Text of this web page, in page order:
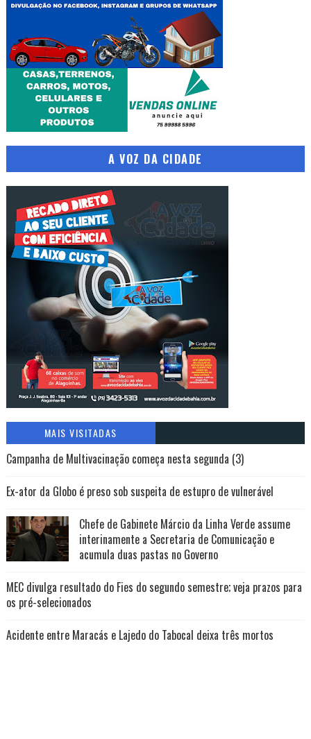
A VOZ DA CIDADE
MAIS VISITADAS
Campanha de Multivacinação começa nesta segunda (3)
Ex-ator da Globo é preso sob suspeita de estupro de vulnerável
Chefe de Gabinete Márcio da Linha Verde assume
interinamente a Secretaria de Comunicação e
acumula duas pastas no Governo
MEC divulga resultado do Fies do segundo semestre; veja prazos para
os pré-selecionados
Acidente entre Maracás e Lajedo do Tabocal deixa três mortos